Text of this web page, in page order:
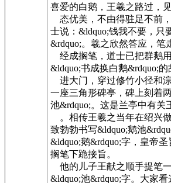
喜爱的白鹅，王羲之路过，
态优美，不由得驻足不前
士说：&ldquo;钱我不要，只
&rdquo;。羲之欣然答应，笔
经成搁笔，道士已把群鹅
&ldquo;书成换白鹅&rdquo;的
进大门，穿过修竹小径和
一座三角形碑亭，碑上刻着
池&rdquo;。这是兰亭中有关
。相传王羲之当年在绍兴
致勃勃书写&ldquo;鹅池
&ldquo;鹅&rdquo;字，皇帝
搁笔下跪接旨。
他的儿子王献之顺手提笔
&ldquo;池&rdquo;字。大家